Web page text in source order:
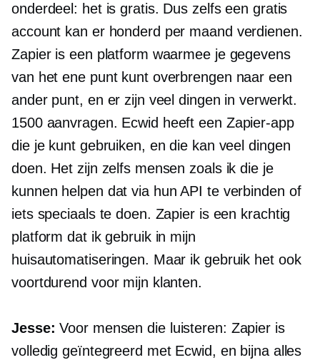
onderdeel: het is gratis. Dus zelfs een gratis
account kan er honderd per maand verdienen.
Zapier is een platform waarmee je gegevens
van het ene punt kunt overbrengen naar een
ander punt, en er zijn veel dingen in verwerkt.
1500 aanvragen. Ecwid heeft een Zapier-app
die je kunt gebruiken, en die kan veel dingen
doen. Het zijn zelfs mensen zoals ik die je
kunnen helpen dat via hun API te verbinden of
iets speciaals te doen. Zapier is een krachtig
platform dat ik gebruik in mijn
huisautomatiseringen. Maar ik gebruik het ook
voortdurend voor mijn klanten.
Jesse: Voor mensen die luisteren: Zapier is
volledig geïntegreerd met Ecwid, en bijna alles